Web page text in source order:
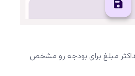
مبلغ برای بودجه رو مشخص